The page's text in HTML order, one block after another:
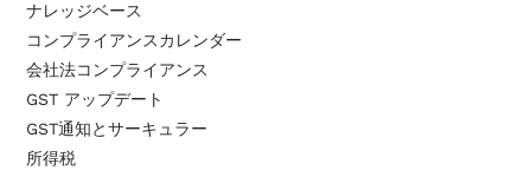
ナレッジベース
コンプライアンスカレンダー
会社法コンプライアンス
GST アップデート
GST通知とサーキュラー
所得税